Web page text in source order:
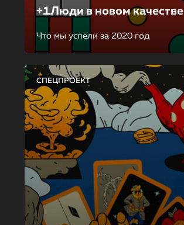
+1Люди в новом качестве
Что мы успели за 2020 год
СПЕЦПРОЕКТ